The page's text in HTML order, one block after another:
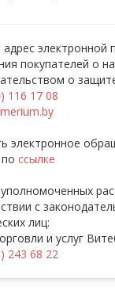
электронной
покупателей о
о
116 17 08
электронное
ссылке
с
лиц:
и услуг
243 68 22